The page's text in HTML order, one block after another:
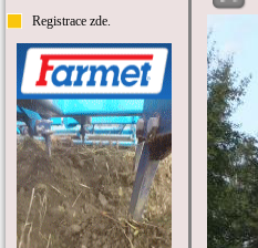
Registrace zde.